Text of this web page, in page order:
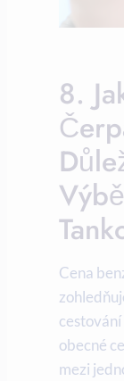
8.
Cena
obecné
mezi